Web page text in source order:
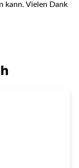
kann. Vielen Dank